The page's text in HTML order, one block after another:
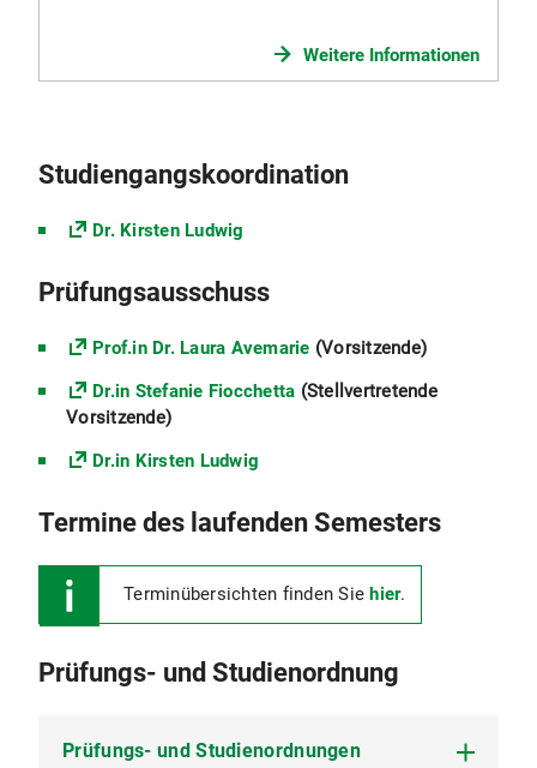
Weitere Informationen
Studiengangskoordination
Dr. Kirsten Ludwig
Prüfungsausschuss
Prof.in Dr. Laura Avemarie (Vorsitzende)
Dr.in Stefanie Fiocchetta (Stellvertretende
Vorsitzende)
Dr.in Kirsten Ludwig
Termine des laufenden Semesters
Terminübersichten finden Siehier.
Prüfungs- und Studienordnung
Prüfungs- und Studienordnungen